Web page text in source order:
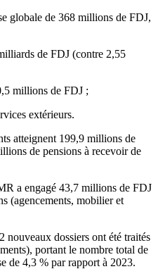
globale de 368 millions de FDJ,
de FDJ (contre 2,55
millions de FDJ ;
extérieurs.
atteignent 199,9 millions de
de pensions à recevoir de
a engagé 43,7 millions de FDJ
(agencements, mobilier et
dossiers ont été traités
portant le nombre total de
de 4,3 % par rapport à 2023.